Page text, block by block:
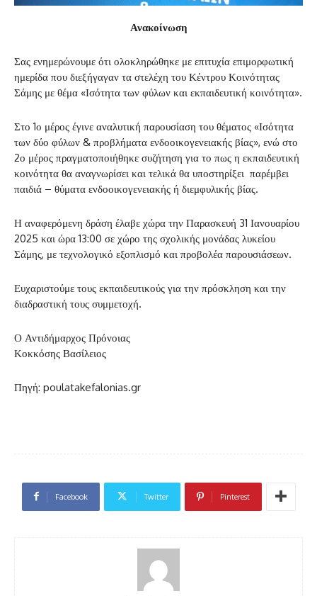
Ανακοίνωση
Σας ενημερώνουμε ότι ολοκληρώθηκε με επιτυχία επιμορφωτική
ημερίδα που διεξήγαγαν τα στελέχη του Κέντρου Κοινότητας
Σάμης με θέμα «Ισότητα των φύλων και εκπαιδευτική κοινότητα».
Στο 1ο μέρος έγινε αναλυτική παρουσίαση του θέματος «Ισότητα
των δύο φύλων & προβλήματα ενδοοικογενειακής βίας», ενώ στο
2ο μέρος πραγματοποιήθηκε συζήτηση για το πως η εκπαιδευτική
κοινότητα θα αναγνωρίσει και τελικά θα υποστηρίξει παρέμβει
παιδιά – θύματα ενδοοικογενειακής ή διεμφυλικής βίας.
Η αναφερόμενη δράση έλαβε χώρα την Παρασκευή 31 Ιανουαρίου
2025 και ώρα 13:00 σε χώρο της σχολικής μονάδας λυκείου
Σάμης, με τεχνολογικό εξοπλισμό και προβολέα παρουσιάσεων.
Ευχαριστούμε τους εκπαιδευτικούς για την πρόσκληση και την
διαδραστική τους συμμετοχή.
Ο Αντιδήμαρχος Πρόνοιας
Κοκκόσης Βασίλειος
Πηγή: poulatakefalonias.gr
Facebook Twitter Pinterest